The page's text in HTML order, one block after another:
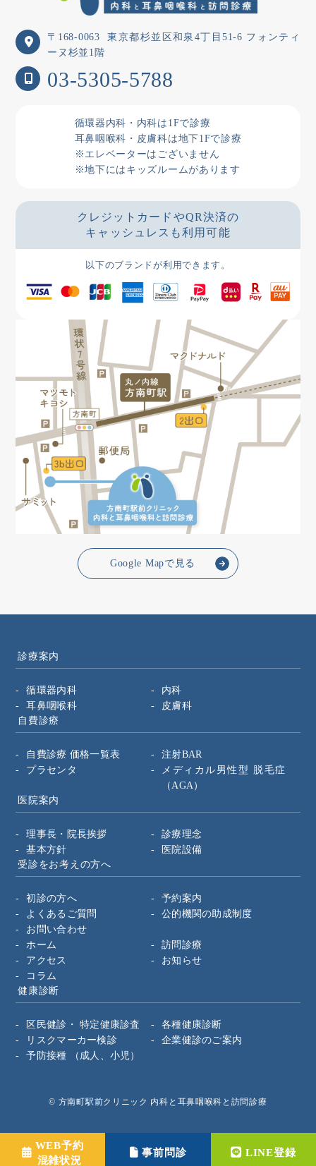
WEB予約
混雑状況
事前問診 LINE登録
〒168-0063
東京都杉並区和泉4丁目51-6 フォンティ
ーヌ杉並1階
03-5305-5788
循環器内科・内科は1Fで診療
耳鼻咽喉科・皮膚科は地下1Fで診療
※エレベーターはございません
※地下にはキッズルームがあります
クレジットカードやQR決済の
キャッシュレスも利用可能
以下のブランドが利用できます。
Google Mapで見る
診療案内
循環器内科
内科
耳鼻咽喉科
皮膚科
自費診療
自費診療 価格一覧表
注射BAR
プラセンタ
メディカル男性型 脱毛症
（AGA）
医院案内
理事長・院長挨拶
診療理念
基本方針
医院設備
受診をお考えの方へ
初診の方へ
予約案内
よくあるご質問
公的機関の助成制度
お問い合わせ
ホーム
訪問診療
アクセス
お知らせ
コラム
健康診断
区民健診・ 特定健康診査
各種健康診断
リスクマーカー検診
企業健診のご案内
予防接種 （成人、小児）
© 方南町駅前クリニック 内科と耳鼻咽喉科と訪問診療